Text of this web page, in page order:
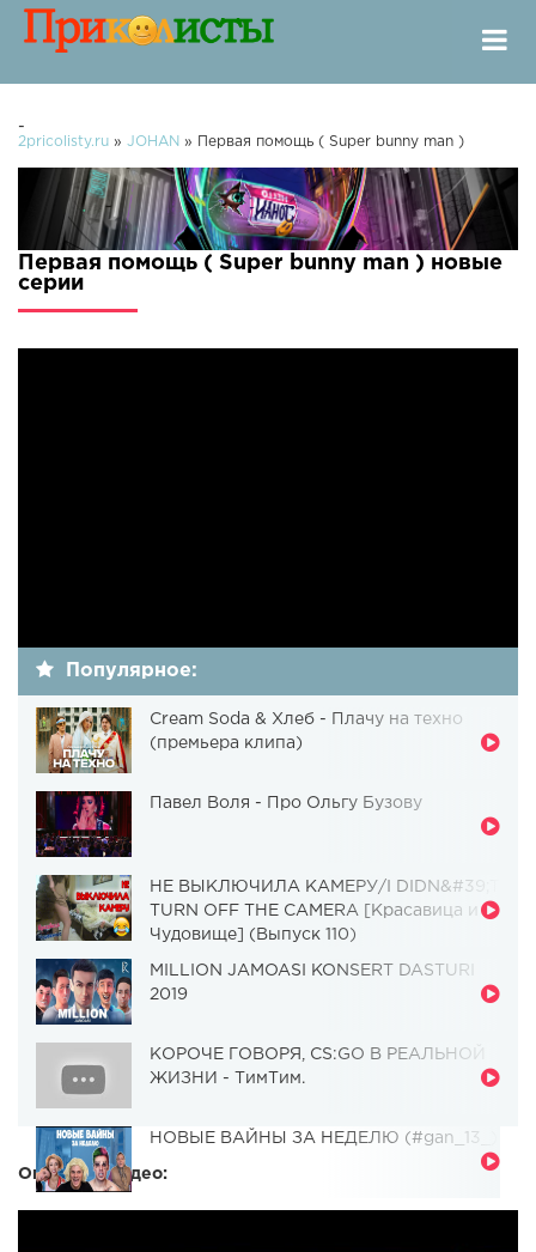
-
2pricolisty.ru » JOHAN » Первая помощь ( Super bunny man )
Первая помощь ( Super bunny man ) новые
серии
Популярное:
Cream Soda & Хлеб - Плачу на техно
(премьера клипа)
Павел Воля - Про Ольгу Бузову
НЕ ВЫКЛЮЧИЛА КАМЕРУ/I DIDN&#39;T
TURN OFF THE CAMERA [Красавица и
Чудовище] (Выпуск 110)
MILLION JAMOASI KONSERT DASTURI
2019
КОРОЧЕ ГОВОРЯ, CS:GO В РЕАЛЬНОЙ
ЖИЗНИ - ТимТим.
НОВЫЕ ВАЙНЫ ЗА НЕДЕЛЮ (#gan_13_)
Описание видео: